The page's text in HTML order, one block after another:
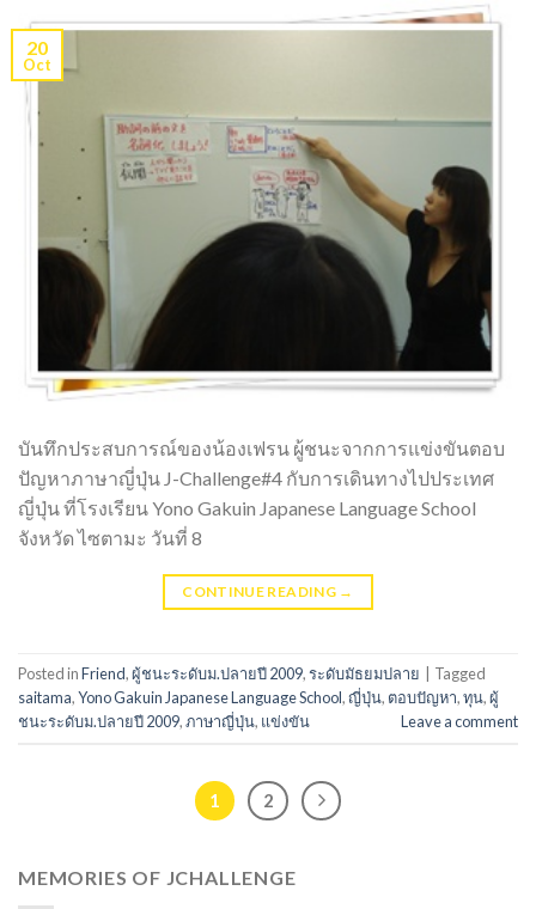
20
Oct
บันทึกประสบการณ์ของน้องเฟรน ผู้ชนะจากการแข่งขันตอบ
ปัญหาภาษาญี่ปุ่น J-Challenge#4 กับการเดินทางไปประเทศ
ญี่ปุ่น ที่โรงเรียน Yono Gakuin Japanese Language School
จังหวัด ไซตามะ วันที่ 8
CONTINUE READING →
Posted inFriend,ผู้ชนะระดับม.ปลายปี 2009,ระดับมัธยมปลาย
Tagged
saitama,Yono Gakuin Japanese Language School,ญี่ปุ่น, ตอบปัญหา,ทุน,ผู้
ชนะระดับม.ปลายปี 2009,ภาษาญี่ปุ่น, แข่งขัน Leave a comment
1 2
MEMORIES OF JCHALLENGE